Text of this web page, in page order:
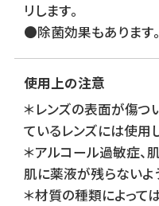
リします。
●除菌効果もあります。
使用上の注意
＊レンズの表面が傷つ
ているレンズには使用
＊アルコール過敏症、
肌に薬液が残らないよ
＊材質の種類によって